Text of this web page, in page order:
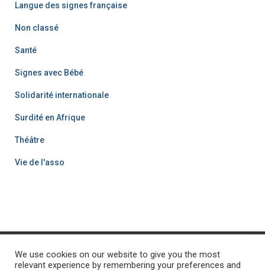
Langue des signes française
Non classé
Santé
Signes avec Bébé
Solidarité internationale
Surdité en Afrique
Théâtre
Vie de l'asso
ACCUEIL PROJET SURDITÉ PROJETS-SOLIDARITÉ
We use cookies on our website to give you the most
relevant experience by remembering your preferences and